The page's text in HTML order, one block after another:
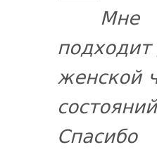
Мне
женской